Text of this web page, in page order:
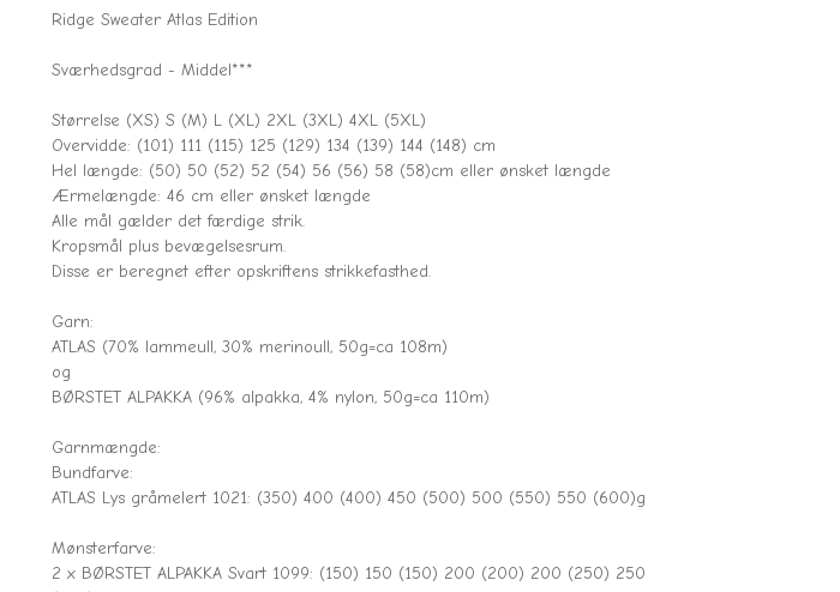
Ridge Sweater Atlas Edition
Sværhedsgrad - Middel***
Størrelse (XS) S (M) L (XL) 2XL (3XL) 4XL (5XL)
Overvidde: (101) 111 (115) 125 (129) 134 (139) 144 (148) cm
Hel længde: (50) 50 (52) 52 (54) 56 (56) 58 (58)cm eller ønsket længde
Ærmelængde: 46 cm eller ønsket længde
Alle mål gælder det færdige strik.
Kropsmål plus bevægelsesrum.
Disse er beregnet efter opskriftens strikkefasthed.
Garn:
ATLAS (70% lammeull, 30% merinoull, 50g=ca 108m)
og
BØRSTET ALPAKKA (96% alpakka, 4% nylon, 50g=ca 110m)
Garnmængde:
Bundfarve:
ATLAS Lys gråmelert 1021: (350) 400 (400) 450 (500) 500 (550) 550 (600)g
Mønsterfarve:
2 x BØRSTET ALPAKKA Svart 1099: (150) 150 (150) 200 (200) 200 (250) 250